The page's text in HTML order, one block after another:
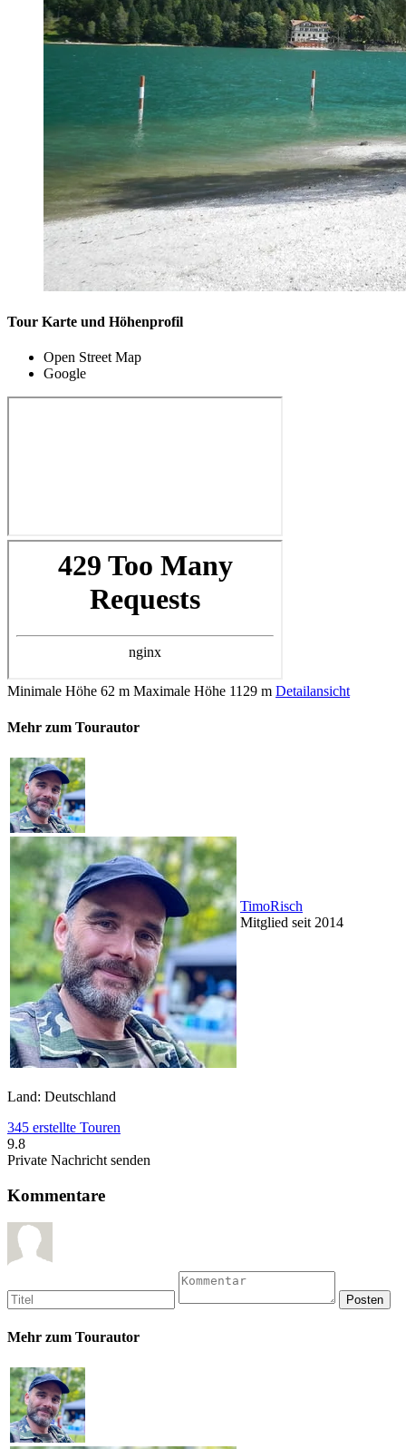
Tour Karte und Höhenprofil
Open Street Map
Google
Minimale Höhe 62 m Maximale Höhe 1129 m Detailansicht
Mehr zum Tourautor
TimoRisch
Mitglied seit 2014
Land: Deutschland
345 erstellte Touren
9.8
Private Nachricht senden
Kommentare
Mehr zum Tourautor